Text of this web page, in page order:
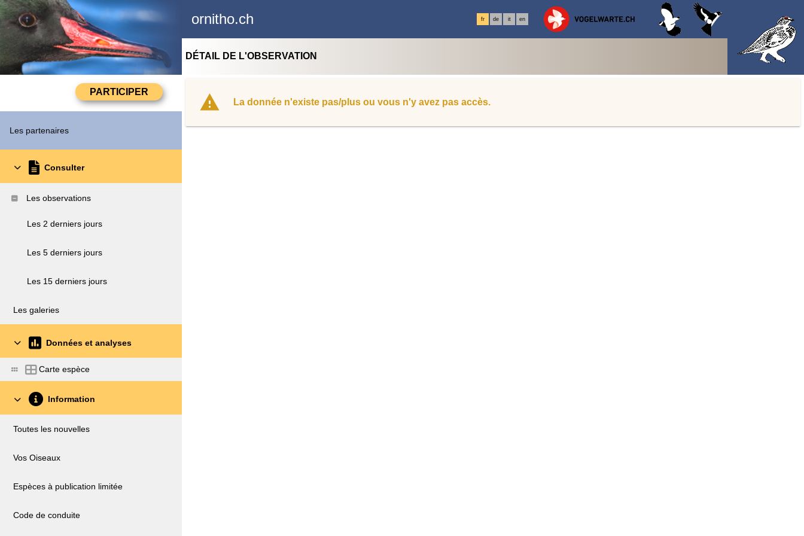
ornitho.ch fr de it en
Les partenaires
Consulter
Les observations
Les 2 derniers jours
Les 5 derniers jours
Les 15 derniers jours
Les galeries
Données et analyses
Carte espèce
Information
Toutes les nouvelles
Vos Oiseaux
Espèces à publication limitée
Code de conduite
DÉTAIL DE L'OBSERVATION
La donnée n'existe pas/plus ou vous n'y avez pas accès.